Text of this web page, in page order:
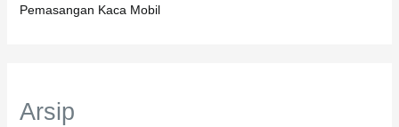
Pemasangan Kaca Mobil
Arsip